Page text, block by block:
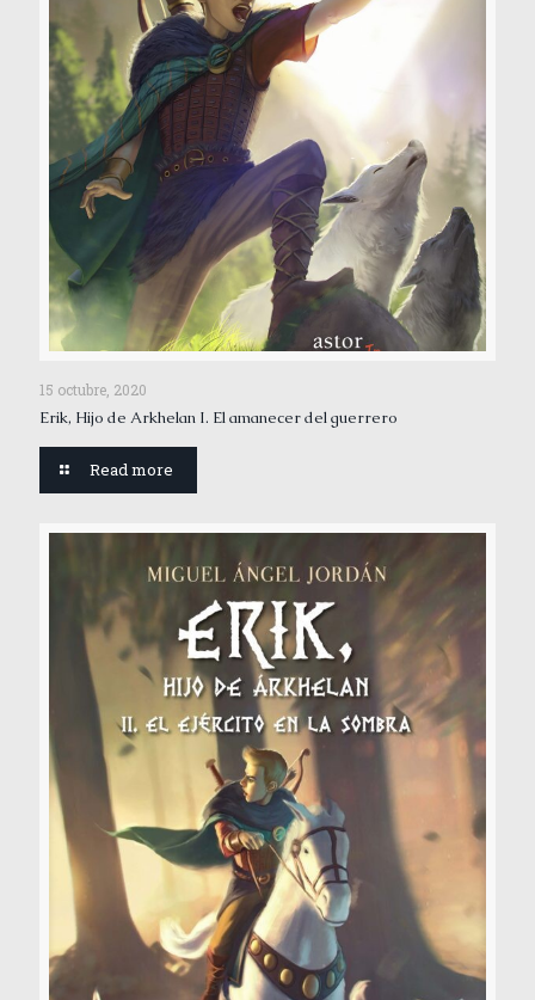
15 octubre, 2020
Erik, Hijo de Arkhelan I. El amanecer del guerrero
Read more